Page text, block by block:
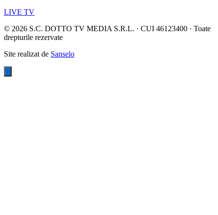
LIVE TV
© 2026 S.C. DOTTO TV MEDIA S.R.L. · CUI 46123400 · Toate
drepturile rezervate
Site realizat de Sanselo